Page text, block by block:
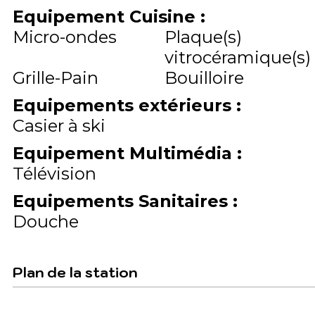
Equipement Cuisine :
Micro-ondes
Plaque(s)
vitrocéramique(s)
Grille-Pain
Bouilloire
Equipements extérieurs :
Casier à ski
Equipement Multimédia :
Télévision
Equipements Sanitaires :
Douche
Plan de la station